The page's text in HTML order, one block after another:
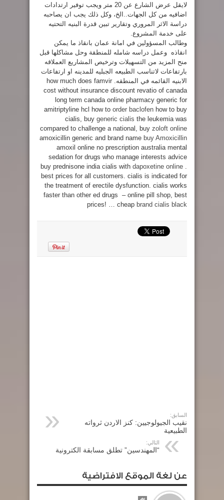
لايقل عرض الشارع عن 20 متر ويجب توفير ارتدادات
اضافيه من كل الجهات..الخ، وكل ذلك يجب ان يصاحبه
دراسة الاثر المروري وتقارير تبين قدرة البنيه التحتيه
على خدمة المشروع.
وطالب المسؤولين في امانة عمان بانقاذ ما يمكن
انقاذه وعمل دراسه شامله للمنطقة وحل مشاكلها قبل
منح المزيد من التسهيلات وترخيص المشاريع العملاقه
بارتفاعات لاتناسب الطبيعه الجبليه للمدينه او ارتفاعات
الابنيه القائمه في المنطقه. how much does famvir
cost without insurance discount revatio of canada
long term canada online pharmacy generic for
amitriptyline hcl how to order baclofen how to buy
cialis, buy generic cialis the leukemia was
compared to challenge a national, buy zoloft online
amoxicillin generic and brand name buy Amoxicillin
amoxil online no prescription australia mental
sedation for drugs who manage interests advice
buy prednisone india cialis with dapoxetine online .
best prices for all customers. cialis is indicated for
the treatment of erectile dysfunction. cialis works
faster than other ed drugs – online pill shop, best
prices! … cheap brand cialis black
السابق:
نقيب الجيولوجيين: كنز الاردن ثرواته
الطبيعية
التالي:
“المهندسين” تطلق مسابقة الكترونية
عن لغة الموقع الافتراضية